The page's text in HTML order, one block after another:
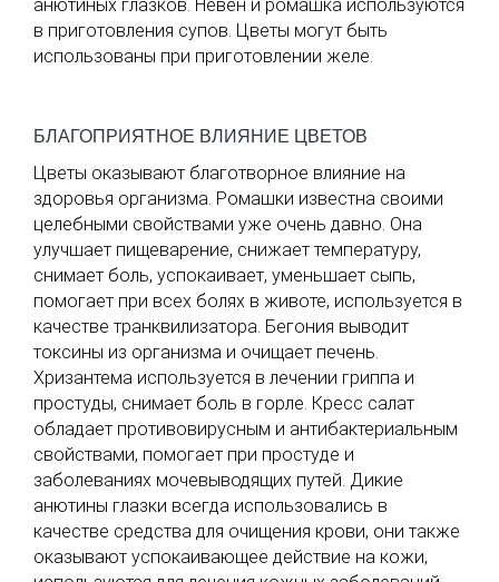
анютиных глазков. Невен и ромашка используются
в приготовления супов. Цветы могут быть
использованы при приготовлении желе.
БЛАГОПРИЯТНОЕ ВЛИЯНИЕ ЦВЕТОВ
Цветы оказывают благотворное влияние на
здоровья организма. Ромашки известна своими
целебными свойствами уже очень давно. Она
улучшает пищеварение, снижает температуру,
снимает боль, успокаивает, уменьшает сыпь,
помогает при всех болях в животе, используется в
качестве транквилизатора. Бегония выводит
токсины из организма и очищает печень.
Хризантема используется в лечении гриппа и
простуды, снимает боль в горле. Кресс салат
обладает противовирусным и антибактериальным
свойствами, помогает при простуде и
заболеваниях мочевыводящих путей. Дикие
анютины глазки всегда использовались в
качестве средства для очищения крови, они также
оказывают успокаивающее действие на кожи,